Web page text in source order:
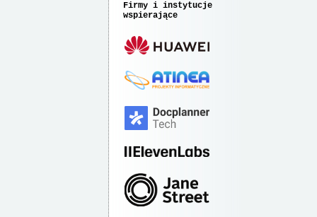
Firmy i instytucje
wspierające